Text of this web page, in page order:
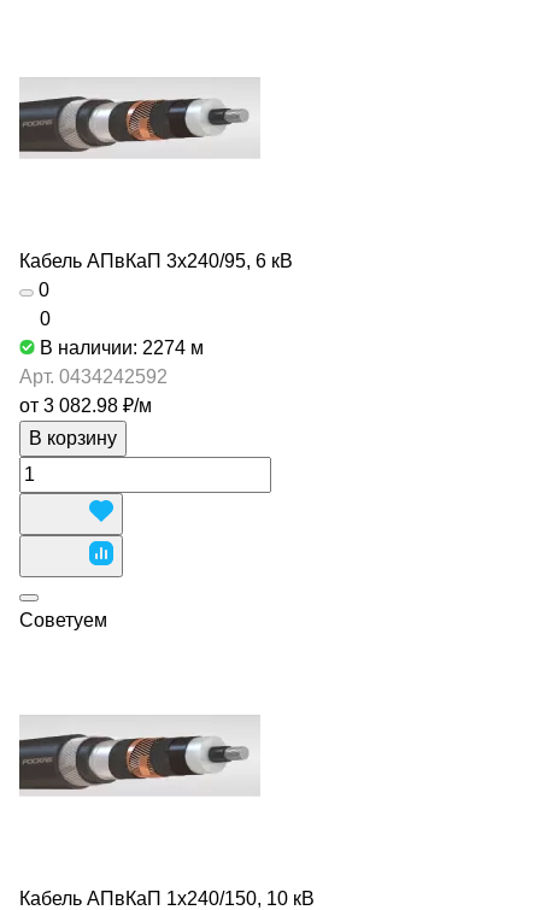
Кабель АПвКаП 3х240/95, 6 кВ
0
0
В наличии: 2274 м
Арт. 0434242592
от 3 082.98 ₽/м
В корзину
Советуем
Кабель АПвКаП 1х240/150, 10 кВ